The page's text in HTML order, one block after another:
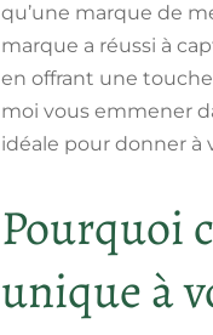
qu’une marque de
marque a réussi à
en offrant une touche
moi vous emmener
idéale pour donner à
Pourquoi
unique à